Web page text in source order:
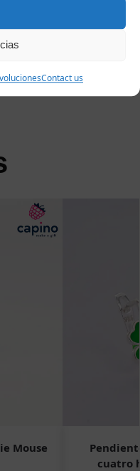
Contact us
pedido de pendientes
de regalo y con un
sea completa desde
Mouse
cuatro